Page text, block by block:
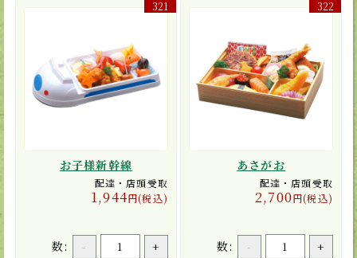
321
お子様新幹線
配達・店頭受取
1,944円(税込)
数: - +
322
あさがお
配達・店頭受取
2,700円(税込)
数: - +